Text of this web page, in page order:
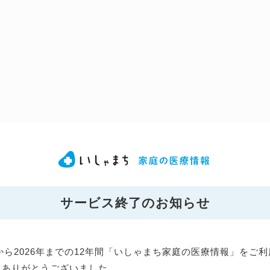
サービス終了のお知らせ
ら2026年までの12年間「いしゃまち家庭の医療情報」をご
りがとうございました。